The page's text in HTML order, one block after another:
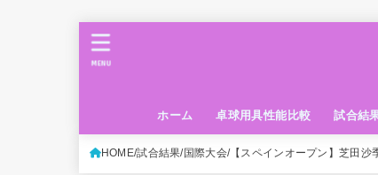
ホーム 卓球用具性能比較 試合結
MENU
HOME 試合結果 国際大会 【スペインオープン】芝田沙